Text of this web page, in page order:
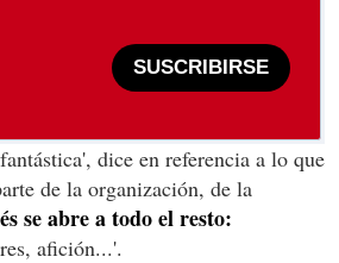
SUSCRIBIRSE
dice en referencia a lo que
de la organización, de la
se abre a todo el resto:
afición...'.